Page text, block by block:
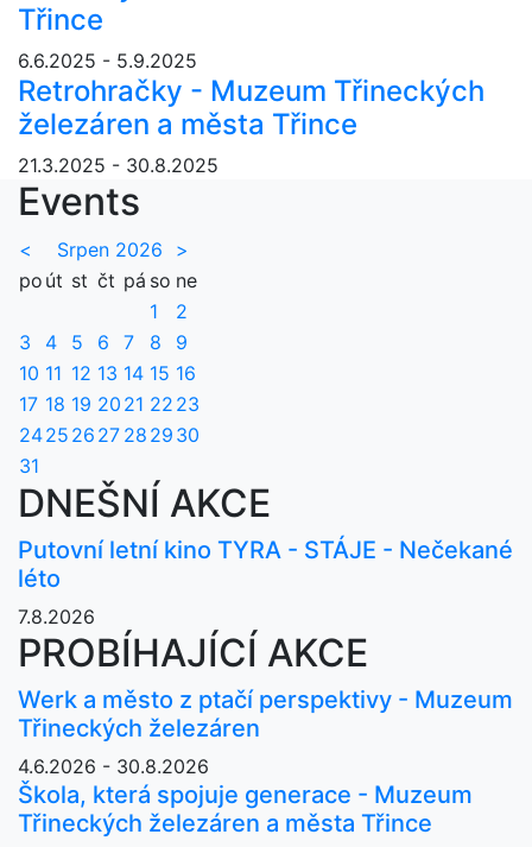
Třince
6.6.2025 - 5.9.2025
Retrohračky - Muzeum Třineckých
železáren a města Třince
21.3.2025 - 30.8.2025
Events
< Srpen 2026
>
po út st čt pá so ne
1
2
3
4 5 6 7 8
9
10 11 12 13 14 15 16
17 18 19 20 21 22 23
2425 26 27 28 29 30
31
DNEŠNÍ AKCE
Putovní letní kino TYRA - STÁJE - Nečekané
léto
7.8.2026
PROBÍHAJÍCÍ AKCE
Werk a město z ptačí perspektivy - Muzeum
Třineckých železáren
4.6.2026 - 30.8.2026
Škola, která spojuje generace - Muzeum
Třineckých železáren a města Třince